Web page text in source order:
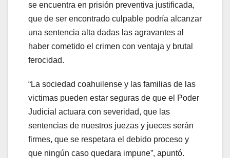
se encuentra en prisión preventiva justificada,
que de ser encontrado culpable podría alcanzar
una sentencia alta dadas las agravantes al
haber cometido el crimen con ventaja y brutal
ferocidad.
“La sociedad coahuilense y las familias de las
victimas pueden estar seguras de que el Poder
Judicial actuara con severidad, que las
sentencias de nuestros juezas y jueces serán
firmes, que se respetara el debido proceso y
que ningún caso quedara impune”, apuntó.